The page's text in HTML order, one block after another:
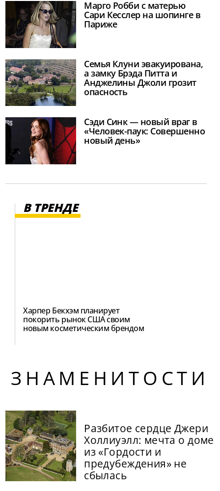
Марго Робби с матерью
Сари Кесслер на шопинге в
Париже
Семья Клуни эвакуирована,
а замку Брэда Питта и
Анджелины Джоли грозит
опасность
Сэди Синк — новый враг в
«Человек-паук: Совершенно
новый день»
В ТРЕНДЕ
Харпер Бекхэм планирует
покорить рынок США своим
новым косметическим брендом
ЗНАМЕНИТОСТИ
Разбитое сердце Джери
Холлиуэлл: мечта о доме
из «Гордости и
предубеждения» не
сбылась